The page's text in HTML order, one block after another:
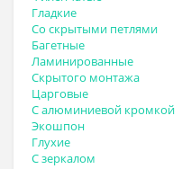
Гладкие
Со скрытыми петлями
Багетные
Ламинированные
Скрытого монтажа
Царговые
С алюминиевой кромкой
Экошпон
Глухие
С зеркалом